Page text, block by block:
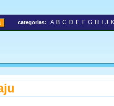
categorias: A B C D E F G H J K